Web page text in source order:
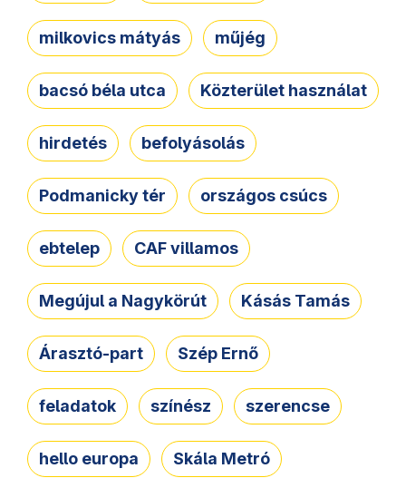
milkovics mátyás műjég
bacsó béla utca Közterület használat
hirdetés befolyásolás
Podmanicky tér országos csúcs
ebtelep CAF villamos
Megújul a Nagykörút Kásás Tamás
Árasztó-part Szép Ernő
feladatok színész szerencse
hello europa Skála Metró